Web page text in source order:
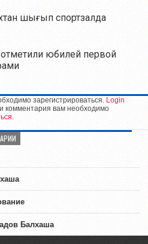
шығып спортзалда
юбилей первой
зарегистрироваться. Login
комментария вам необходимо
.
Балхаша